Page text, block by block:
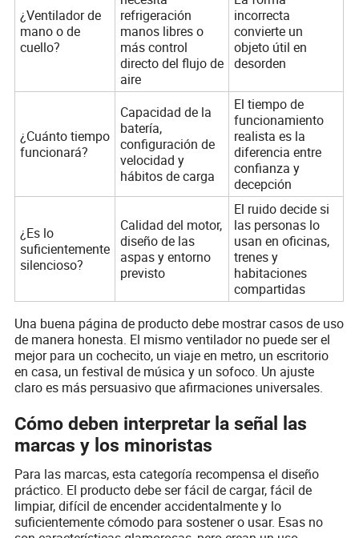
¿Ventilador de
mano o de
cuello?
refrigeración
manos libres o
más control
directo del flujo de
aire
incorrecta
convierte un
objeto útil en
desorden
¿Cuánto tiempo
funcionará?
Capacidad de la
batería,
configuración de
velocidad y
hábitos de carga
El tiempo de
funcionamiento
realista es la
diferencia entre
confianza y
decepción
¿Es lo
suficientemente
silencioso?
Calidad del motor,
diseño de las
aspas y entorno
previsto
El ruido decide si
las personas lo
usan en oficinas,
trenes y
habitaciones
compartidas
Una buena página de producto debe mostrar casos de uso
de manera honesta. El mismo ventilador no puede ser el
mejor para un cochecito, un viaje en metro, un escritorio
en casa, un festival de música y un sofoco. Un ajuste
claro es más persuasivo que afirmaciones universales.
Cómo deben interpretar la señal las
marcas y los minoristas
Para las marcas, esta categoría recompensa el diseño
práctico. El producto debe ser fácil de cargar, fácil de
limpiar, difícil de encender accidentalmente y lo
suficientemente cómodo para sostener o usar. Esas no